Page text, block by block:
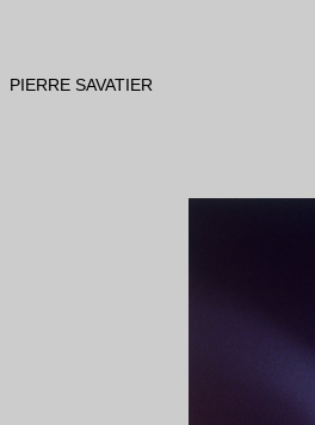
PIERRE SAVATIER